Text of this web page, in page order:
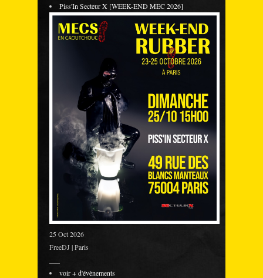
Piss'In Secteur X [WEEK-END MEC 2026]
25 Oct 2026
FreeDJ | Paris
voir + d'évènements